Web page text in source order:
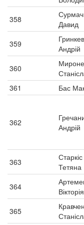
358
Сурмач
Давид
359
Андрій
360
361
Бас
362
Андрій
363
Старкіс
Тетяна
364
Вікторія
365